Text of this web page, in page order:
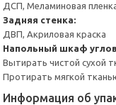
ДСП, Меламиновая
Задняя стенка:
ДВП, Акриловая краска
Напольный шкаф
Вытирать чистой сухой
Протирать мягкой
Информация об